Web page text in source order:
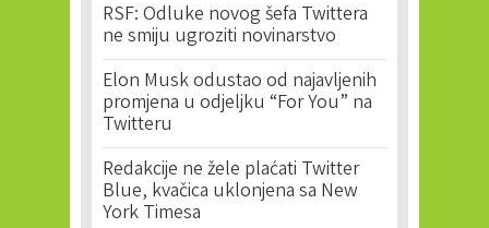
RSF: Odluke novog šefa Twittera
ne smiju ugroziti novinarstvo
Elon Musk odustao od najavljenih
promjena u odjeljku “For You” na
Twitteru
Redakcije ne žele plaćati Twitter
Blue, kvačica uklonjena sa New
York Timesa